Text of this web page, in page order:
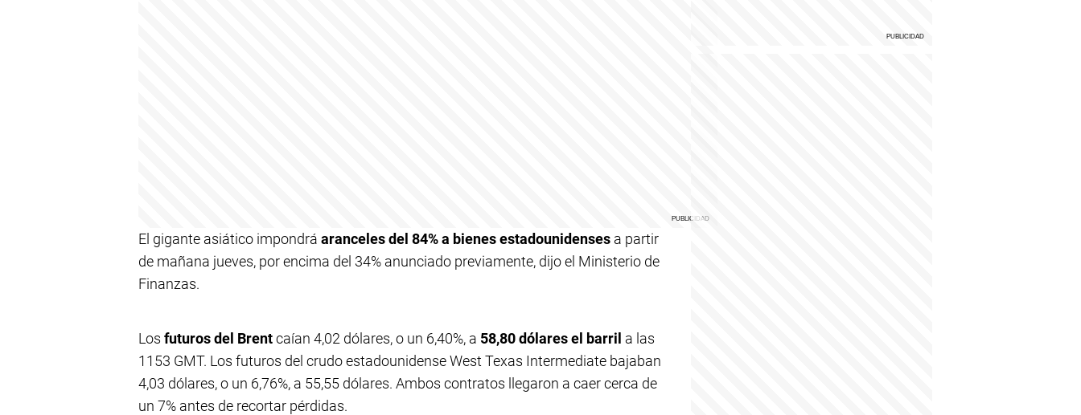
El gigante asiático impondrá aranceles del 84% a bienes estadounidenses a partir
de mañana jueves, por encima del 34% anunciado previamente, dijo el Ministerio de
Finanzas.
Los futuros del Brentcaían 4,02 dólares, o un 6,40%, a 58,80 dólares el barril a las
1153 GMT. Los futuros del crudo estadounidense West Texas Intermediate bajaban
4,03 dólares, o un 6,76%, a 55,55 dólares. Ambos contratos llegaron a caer cerca de
un 7% antes de recortar pérdidas.